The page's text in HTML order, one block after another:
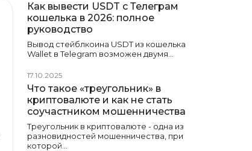
Как вывести USDT с Телеграм
кошелька в 2026: полное
руководство
Вывод стейблкоина USDT из кошелька
Wallet в Telegram возможен двумя…
17.10.2025
Что такое «треугольник» в
криптовалюте и как не стать
соучастником мошенничества
Треугольник в криптовалюте - одна из
разновидностей мошенничества, при
которой…